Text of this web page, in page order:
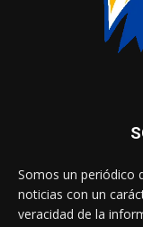
Somos un periódico
noticias con un
veracidad de la